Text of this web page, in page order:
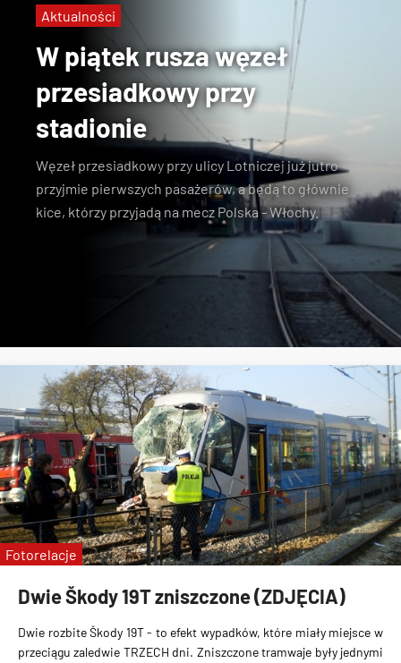
W piątek rusza węzeł
przesiadkowy przy
stadionie
Węzeł przesiadkowy przy ulicy Lotniczejjuż jutro
przyjmie pierwszych pasażerów, a będą to głównie
kice, którzy przyjadą na mecz Polska - Włochy.
Aktualności
Dwie Škody 19T zniszczone (ZDJĘCIA)
Dwie rozbite Škody 19T- to efekt wypadków, które miały miejsce w
przeciąguzaledwie TRZECH dni. Zniszczone tramwaje były jednymi
Fotorelacje